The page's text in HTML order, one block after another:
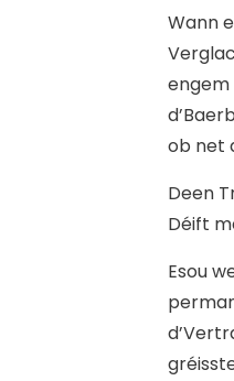
Wann
engem
ob net
Deen
Déift
Esou